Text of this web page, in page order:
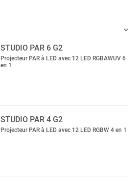
STUDIO PAR 6 G2
Projecteur PAR à LED avec 12 LED RGBAWUV 6
en 1
STUDIO PAR 4 G2
Projecteur PAR à LED avec 12 LED RGBW 4 en 1